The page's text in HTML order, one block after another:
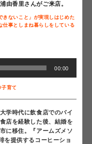
由香里さんがご来店。
きないこと」が実現しはじめた
仕事としまね暮らしをしている
00:00
子育て
学時代に飲食店でのバイ
店を経験した後、結婚を
に移住。『アームズメソ
を提供するコーヒーショ